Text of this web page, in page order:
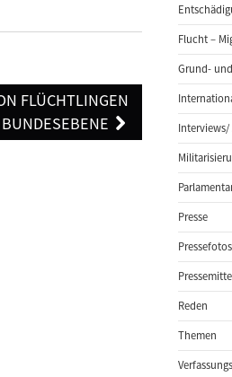
FLÜCHTLINGEN
Flucht –
Grund-
Presse
Pressefotos
Reden
Themen